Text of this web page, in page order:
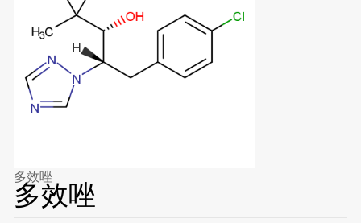
多效唑
多效唑